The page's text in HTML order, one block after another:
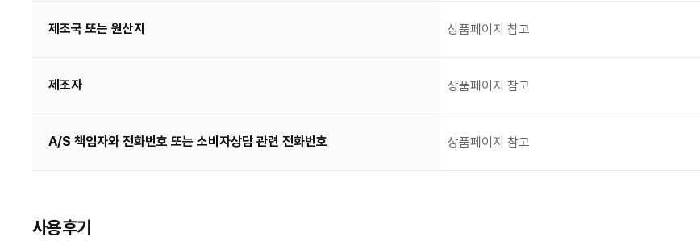
제조국 또는 원산지 상품페이지 참고
제조자 상품페이지 참고
A/S 책임자와 전화번호 또는 소비자상담 관련 전화번호 상품페이지 참고
사용후기